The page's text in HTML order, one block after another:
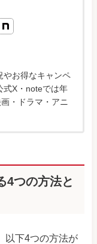
やお得なキャンペ
式X・noteでは年
・ドラマ・アニ
4つの方法と
以下4つの方法が